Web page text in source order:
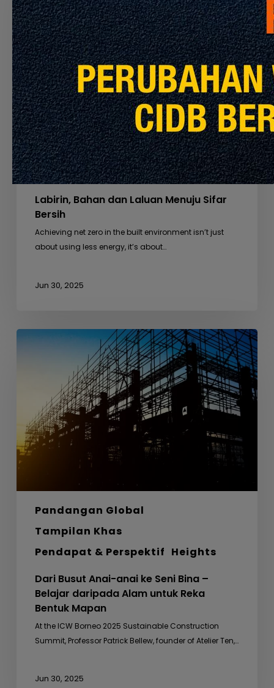
Pandangan Global
Tampilan Khas
Pendapat & Perspektif Heights
Menuju
Sifar
Bersih
Labirin, Bahan dan Laluan Menuju Sifar
Bersih
Achieving net zero in the built environment isn’t just
about using less energy, it’s about…
Jun 30, 2025
Pandangan Global
Tampilan Khas
Pendapat & Perspektif Heights
Dari
Bina
–
Belajar
daripada
Reka
Bentuk
Dari Busut Anai-anai ke Seni Bina –
Belajar daripada Alam untuk Reka
Bentuk Mapan
At the ICW Borneo 2025 Sustainable Construction
Summit, Professor Patrick Bellew, founder of Atelier Ten,…
Jun 30, 2025